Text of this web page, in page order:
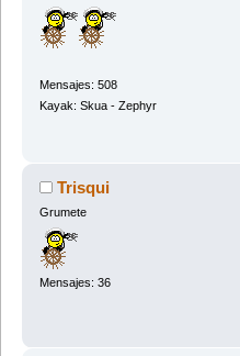
Mensajes: 508
Kayak: Skua - Zephyr
Trisqui
Grumete
Mensajes: 36